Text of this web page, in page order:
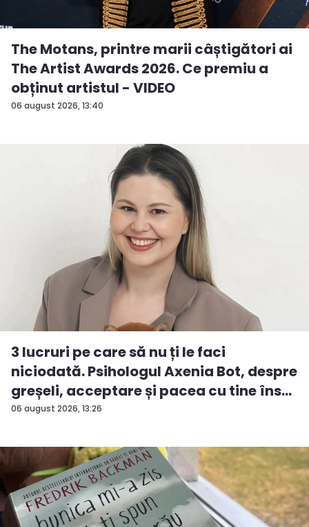
06 august 2026, 13:40
The Motans, printre marii câștigători ai
The Artist Awards 2026. Ce premiu a
obținut artistul - VIDEO
06 august 2026, 13:26
3 lucruri pe care să nu ți le faci
niciodată. Psihologul Axenia Bot, despre
greșeli, acceptare și pacea cu tine îns...